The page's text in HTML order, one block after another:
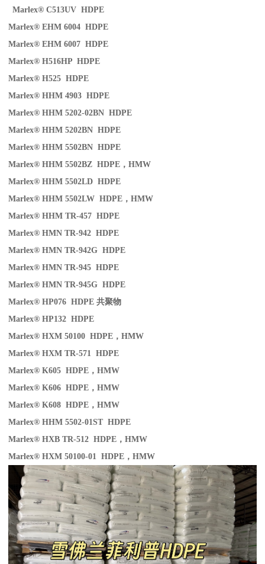
Marlex® C513UV HDPE
Marlex® EHM 6004 HDPE
Marlex® EHM 6007 HDPE
Marlex® H516HP HDPE
Marlex® H525 HDPE
Marlex® HHM 4903 HDPE
Marlex® HHM 5202-02BN HDPE
Marlex® HHM 5202BN HDPE
Marlex® HHM 5502BN HDPE
Marlex® HHM 5502BZ HDPE ，HMW
Marlex® HHM 5502LD HDPE
Marlex® HHM 5502LW HDPE ，HMW
Marlex® HHM TR-457 HDPE
Marlex® HMN TR-942 HDPE
Marlex® HMN TR-942G HDPE
Marlex® HMN TR-945 HDPE
Marlex® HMN TR-945G HDPE
Marlex® HP076 HDPE共聚物
Marlex® HP132 HDPE
Marlex® HXM 50100 HDPE ，HMW
Marlex® HXM TR-571 HDPE
Marlex® K605 HDPE ，HMW
Marlex® K606 HDPE ，HMW
Marlex® K608 HDPE ，HMW
Marlex® HHM 5502-01ST HDPE
Marlex® HXB TR-512 HDPE ，HMW
Marlex® HXM 50100-01 HDPE ，HMW